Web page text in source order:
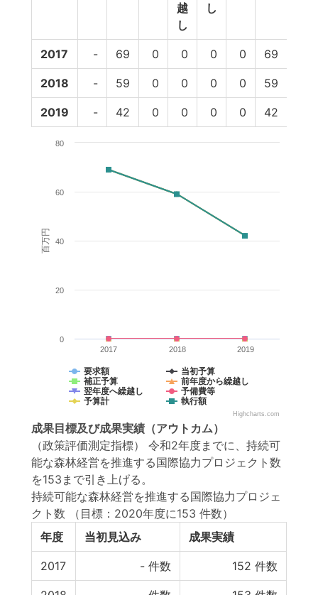
越
し
し
2017 - 69 0 0 0 0 69
2018 - 59 0 0 0 0 59
2019 - 42 0 0 0 0 42
百万円
要求額
当初予算
補正予算
前年度から繰越し
翌年度へ繰越し
予備費等
予算計
執行額
2017 2018 2019
0
20
40
60
80
Highcharts.com
成果目標及び成果実績 （アウトカム）
（政策評価測定指標） 令和2年度までに、持続可
能な森林経営を推進する国際協力プロジェクト数
を153まで引き上げる。
持続可能な森林経営を推進する国際協力プロジェ
クト数
（目標：2020年度に153 件数）
年度
当初見込み 成果実績
2017 - 件数 152 件数